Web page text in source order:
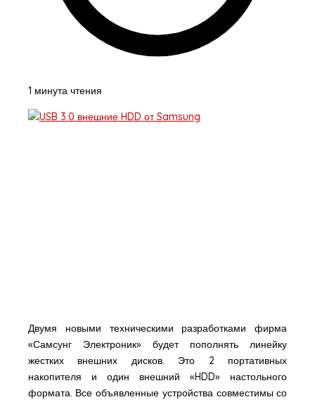
1 минута чтения
Двумя новыми техническими разработками фирма
«Самсунг Электроник» будет пополнять линейку
жестких внешних дисков. Это 2 портативных
накопителя и один внешний «HDD» настольного
формата. Все объявленные устройства совместимы со